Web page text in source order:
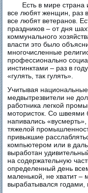
Есть в мире страна
все любят женщин, раз
все любят ветеранов.
праздников – от дня
коммунального
власти это было
многочисленные
профессионально
инстинктами – раз в
«гулять, так гулять».
Учитывая
медвытрезвители не
работника легкой
мотористок. Со
напивались
тяжелой
привыкшие
компьютером или в
выработан
на содержательную
определенный день
маленькой, не хватит –
вырабатывался годами,